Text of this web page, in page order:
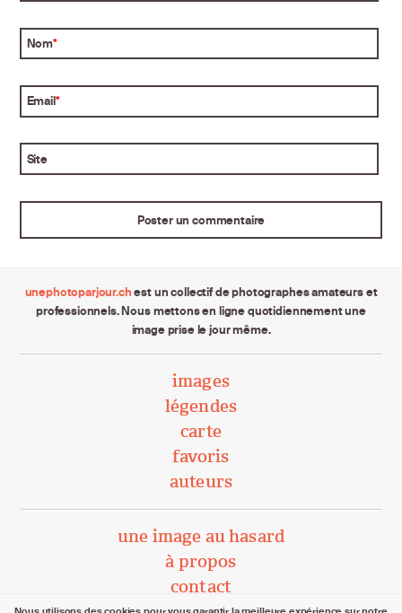
Nom*
Email*
Site
unephotoparjour.chest un collectif de photographes amateurs et
professionnels. Nous mettons en ligne quotidiennement une
image prise le jour même.
images
légendes
carte
favoris
auteurs
une image au hasard
à propos
contact